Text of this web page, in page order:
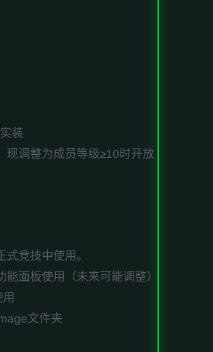
装
现调整为成员等级≥10时开放
竞技中使用。
面板使用（未来可能调整）
文件夹